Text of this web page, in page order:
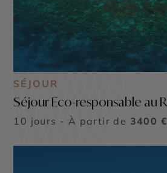
SÉJOUR
Séjour Eco-responsable au
10 jours - À partir de 3400 €